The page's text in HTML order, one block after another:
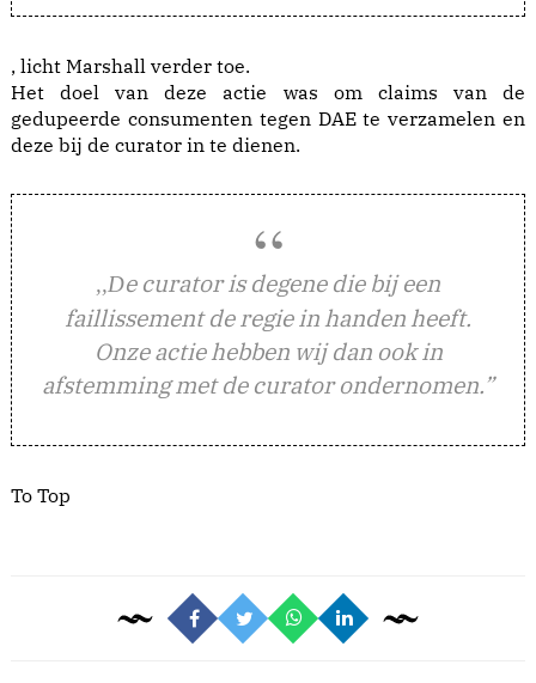
, licht Marshall verder toe.
Het doel van deze actie was om claims van de
gedupeerde consumenten tegen DAE te verzamelen en
deze bij de curator in te dienen.
,,De curator is degene die bij een
faillissement de regie in handen heeft.
Onze actie hebben wij dan ook in
afstemming met de curator ondernomen.”
To Top